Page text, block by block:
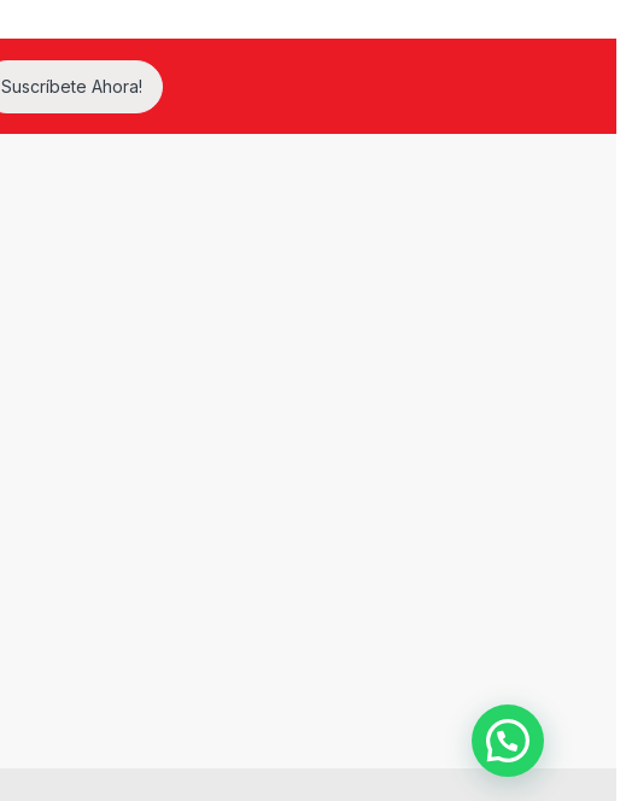
Suscríbete Ahora!